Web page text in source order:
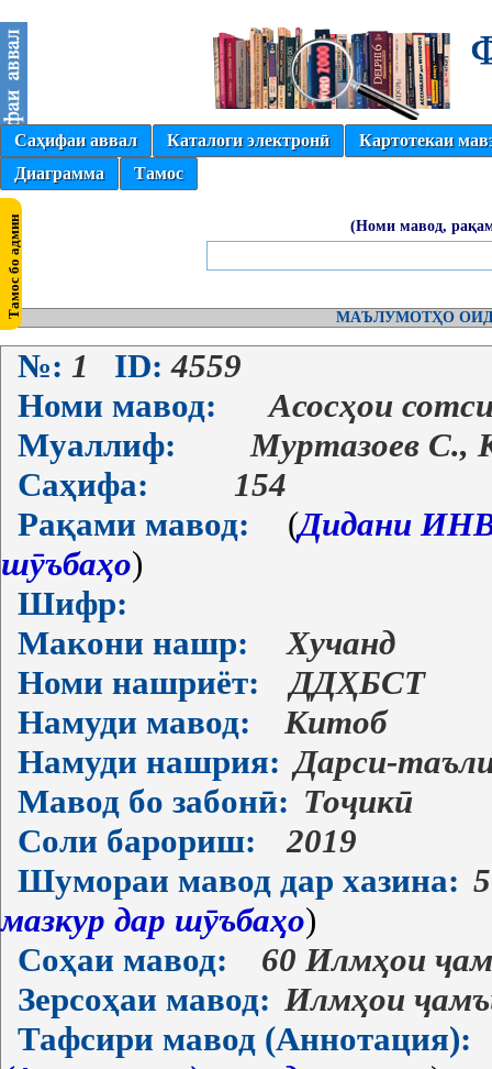
Саҳифаи аввал Каталоги электронӣ
Картотекаи
Диаграмма
Тамос
(Номи мавод,
МАЪЛУМОТҲО
№: 1 ID: 4559
Номи мавод:
Асосҳои
Муаллиф:
Муртазоев С.,
Саҳифа:
154
Рақами мавод:
(Дидани
шӯъбаҳо)
Шифр:
Макони нашр:
Хучанд
Номи нашриёт:
ДДҲБСТ
Намуди мавод:
Китоб
Намуди нашрия: Дарси-
Мавод бо забонӣ: Тоҷикӣ
Соли барориш:
2019
Шумораи мавод дар хазина:
мазкур дар шӯъбаҳо)
Соҳаи мавод:
60 Илмҳои
Зерсоҳаи мавод: Илмҳои
Тафсири мавод (Аннотация):